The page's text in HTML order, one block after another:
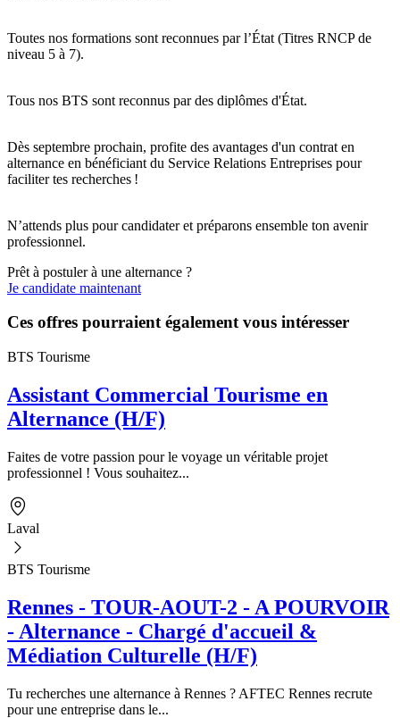
Toutes nos formations sont reconnues par l’État (Titres RNCP de
niveau 5 à 7).
Tous nos BTS sont reconnus par des diplômes d'État.
Dès septembre prochain, profite des avantages d'un contrat en
alternance en bénéficiant du Service Relations Entreprises pour
faciliter tes recherches !
N’attends plus pour candidater et préparons ensemble ton avenir
professionnel.
Prêt à postuler à une alternance ?
Je candidate maintenant
Ces offres pourraient également vous intéresser
BTS Tourisme
Assistant Commercial Tourisme en
Alternance (H/F)
Faites de votre passion pour le voyage un véritable projet
professionnel ! Vous souhaitez...
Laval
BTS Tourisme
Rennes - TOUR-AOUT-2 - A POURVOIR
- Alternance - Chargé d'accueil &
Médiation Culturelle (H/F)
Tu recherches une alternance à Rennes ? AFTEC Rennes recrute
pour une entreprise dans le...